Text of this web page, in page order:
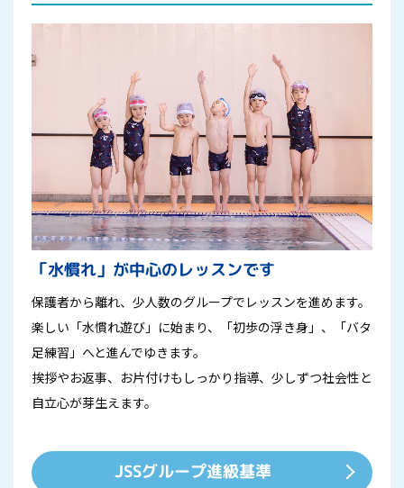
「水慣れ」が中心のレッスンです
保護者から離れ、少人数のグループでレッスンを進めます。
楽しい「水慣れ遊び」に始まり、「初歩の浮き身」、「バタ
足練習」へと進んでゆきます。
挨拶やお返事、お片付けもしっかり指導、少しずつ社会性と
自立心が芽生えます。
JSSグループ進級基準